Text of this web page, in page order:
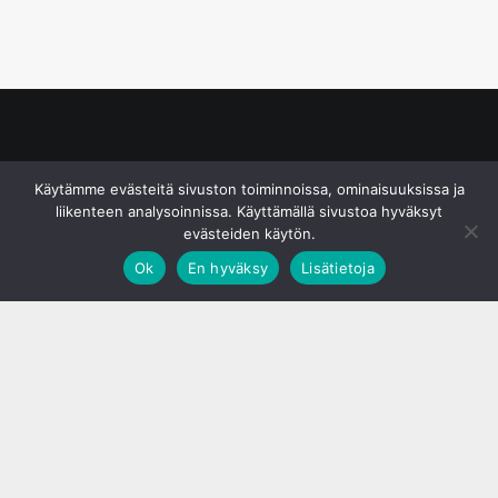
Käytämme evästeitä sivuston toiminnoissa, ominaisuuksissa ja
liikenteen analysoinnissa. Käyttämällä sivustoa hyväksyt
evästeiden käytön.
Ok
En hyväksy Lisätietoja